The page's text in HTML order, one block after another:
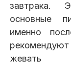
завтрака.
основные
именно
жевать